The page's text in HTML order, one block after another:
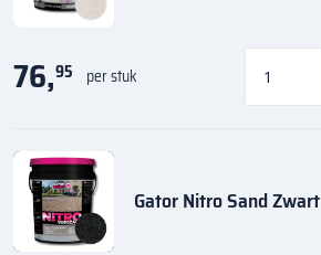
76,95 per stuk
Gator Nitro Sand Zwart